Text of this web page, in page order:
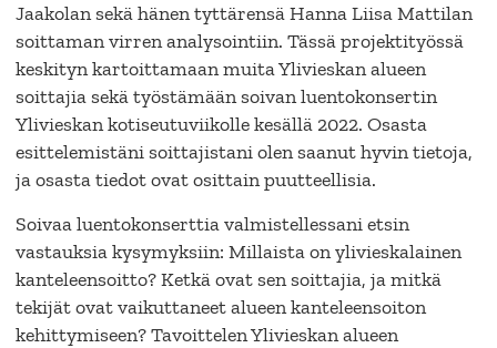
Jaakolan sekä hänen tyttärensä Hanna Liisa Mattilan
soittaman virren analysointiin. Tässä projektityössä
keskityn kartoittamaan muita Ylivieskan alueen
soittajia sekä työstämään soivan luentokonsertin
Ylivieskan kotiseutuviikolle kesällä 2022. Osasta
esittelemistäni soittajistani olen saanut hyvin tietoja,
ja osasta tiedot ovat osittain puutteellisia.
Soivaa luentokonserttia valmistellessani etsin
vastauksia kysymyksiin: Millaista on ylivieskalainen
kanteleensoitto? Ketkä ovat sen soittajia, ja mitkä
tekijät ovat vaikuttaneet alueen kanteleensoiton
kehittymiseen? Tavoittelen Ylivieskan alueen